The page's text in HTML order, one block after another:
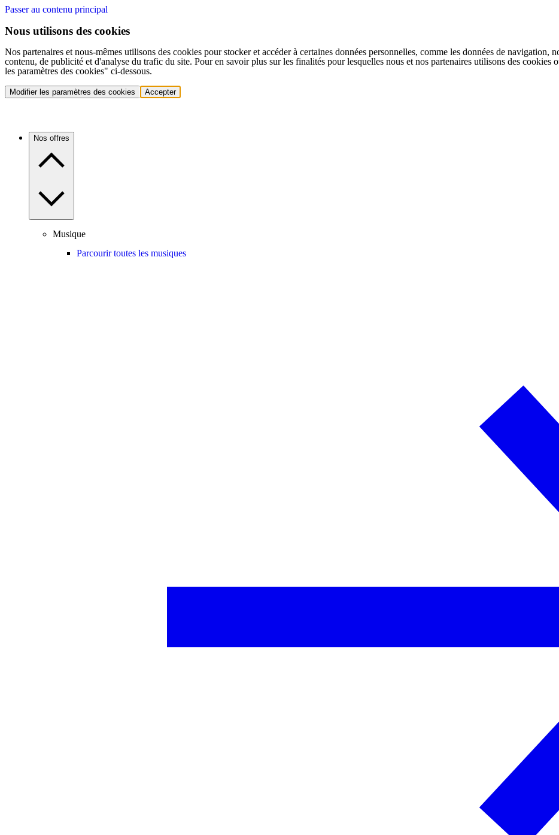
Passer au contenu principal
Nous utilisons des cookies
Nos partenaires et nous-mêmes utilisons des cookies pour stocker et accéder à certaines données personnelles, comme les données de navigation,
contenu, de publicité et d'analyse du trafic du site. Pour en savoir plus sur les finalités pour lesquelles nous et nos partenaires utilisons des
les paramètres des cookies" ci-dessous.
Modifier les paramètres des cookies Accepter
Nos offres
Musique
Parcourir toutes les musiques